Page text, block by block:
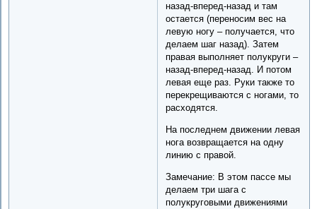
назад-вперед-назад и там
остается (переносим вес на
левую ногу – получается, что
делаем шаг назад). Затем
правая выполняет полукруги –
назад-вперед-назад. И потом
левая еще раз. Руки также то
перекрещиваются с ногами, то
расходятся.
На последнем движении левая
нога возвращается на одну
линию с правой.
Замечание: В этом пассе мы
делаем три шага с
полукруговыми движениями